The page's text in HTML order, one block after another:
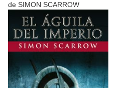
de SIMON SCARROW